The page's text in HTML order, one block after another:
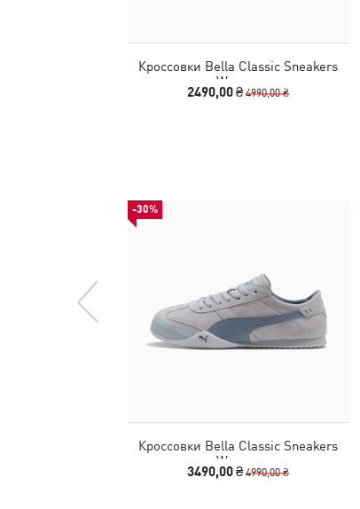
Кроссовки Bella Classic Sneakers
Women
2490,00 ₴4990,00 ₴
-30%
Кроссовки Bella Classic Sneakers
Women
3490,00 ₴4990,00 ₴